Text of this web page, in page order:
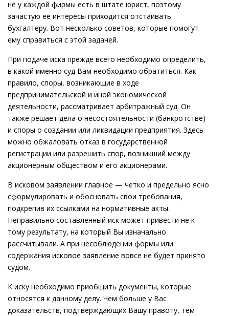
не у каждой фирмы есть в штате юрист, поэтому
зачастую ее интересы приходится отстаивать
бухгалтеру. Вот несколько советов, которые помогут
ему справиться с этой задачей.
При подаче иска прежде всего необходимо определить,
в какой именно суд Вам необходимо обратиться. Как
правило, споры, возникающие в ходе
предпринимательской и иной экономической
деятельности, рассматривает арбитражный суд. Он
также решает дела о несостоятельности (банкротстве)
и споры о создании или ликвидации предприятия. Здесь
можно обжаловать отказ в государственной
регистрации или разрешить спор, возникший между
акционерным обществом и его акционерами.
В исковом заявлении главное — четко и предельно ясно
сформулировать и обосновать свои требования,
подкрепив их ссылками на нормативные акты.
Неправильно составленный иск может привести не к
тому результату, на который Вы изначально
рассчитывали. А при несоблюдении формы или
содержания исковое заявление вовсе не будет принято
судом.
К иску необходимо приобщить документы, которые
относятся к данному делу. Чем больше у Вас
доказательств, подтверждающих Вашу правоту, тем